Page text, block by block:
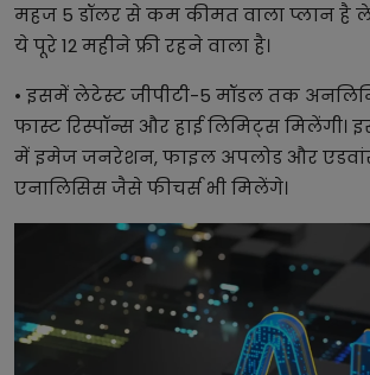
महज 5 डॉलर से कम कीमत वाला प्लान है
ये पूरे 12 महीने फ्री रहने वाला है।
• इसमें लेटेस्ट जीपीटी-5 मॉडल तक
फास्ट रिस्पॉन्स और हाई लिमिट्स मिलेंगी।
में इमेज जनरेशन, फाइल अपलोड और
एनालिसिस जैसे फीचर्स भी मिलेंगे।